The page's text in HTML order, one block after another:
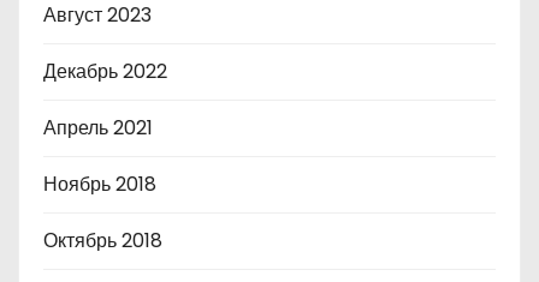
Август 2023
Декабрь 2022
Апрель 2021
Ноябрь 2018
Октябрь 2018